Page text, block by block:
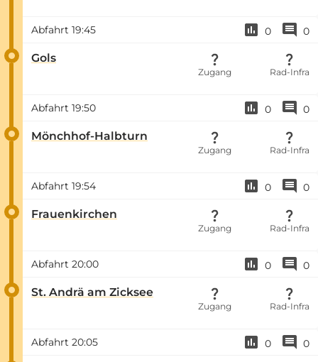
Abfahrt 19:45 0 0
Gols
Zugang Rad-Infra
Abfahrt 19:50 0 0
Mönchhof-Halbturn
Zugang Rad-Infra
Abfahrt 19:54 0 0
Frauenkirchen
Zugang Rad-Infra
Abfahrt 20:00 0 0
St. Andrä am Zicksee
Zugang Rad-Infra
Abfahrt 20:05 0 0